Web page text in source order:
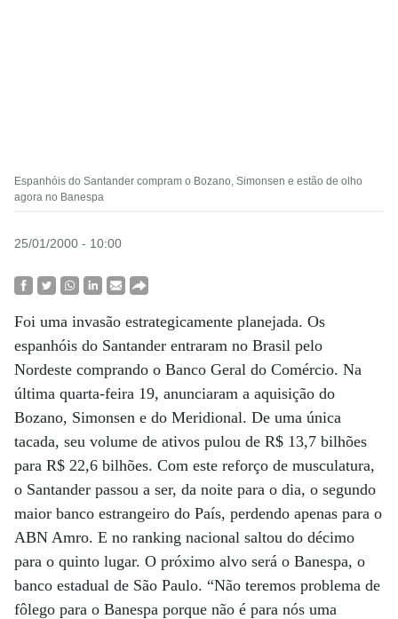
Espanhóis do Santander compram o Bozano, Simonsen e estão de olho
agora no Banespa
25/01/2000 - 10:00
Foi uma invasão estrategicamente planejada. Os
espanhóis do Santander entraram no Brasil pelo
Nordeste comprando o Banco Geral do Comércio. Na
última quarta-feira 19, anunciaram a aquisição do
Bozano, Simonsen e do Meridional. De uma única
tacada, seu volume de ativos pulou de R$ 13,7 bilhões
para R$ 22,6 bilhões. Com este reforço de musculatura,
o Santander passou a ser, da noite para o dia, o segundo
maior banco estrangeiro do País, perdendo apenas para o
ABN Amro. E no ranking nacional saltou do décimo
para o quinto lugar. O próximo alvo será o Banespa, o
banco estadual de São Paulo. “Não teremos problema de
fôlego para o Banespa porque não é para nós uma